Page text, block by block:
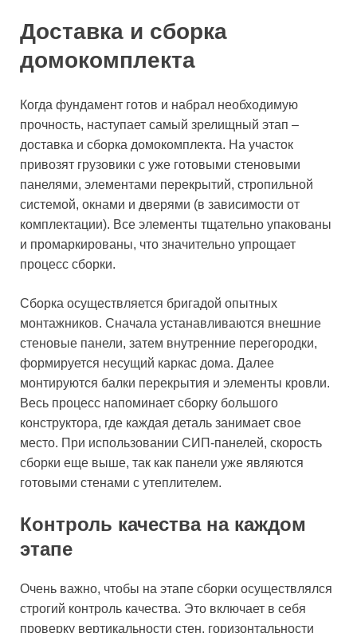
Доставка и сборка
домокомплекта
Когда фундамент готов и набрал необходимую
прочность, наступает самый зрелищный этап –
доставка и сборка домокомплекта. На участок
привозят грузовики с уже готовыми стеновыми
панелями, элементами перекрытий, стропильной
системой, окнами и дверями (в зависимости от
комплектации). Все элементы тщательно упакованы
и промаркированы, что значительно упрощает
процесс сборки.
Сборка осуществляется бригадой опытных
монтажников. Сначала устанавливаются внешние
стеновые панели, затем внутренние перегородки,
формируется несущий каркас дома. Далее
монтируются балки перекрытия и элементы кровли.
Весь процесс напоминает сборку большого
конструктора, где каждая деталь занимает свое
место. При использовании СИП-панелей, скорость
сборки еще выше, так как панели уже являются
готовыми стенами с утеплителем.
Контроль качества на каждом
этапе
Очень важно, чтобы на этапе сборки осуществлялся
строгий контроль качества. Это включает в себя
проверку вертикальности стен, горизонтальности